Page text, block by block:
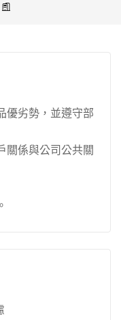
優劣勢，並遵守部
關係與公司公共關